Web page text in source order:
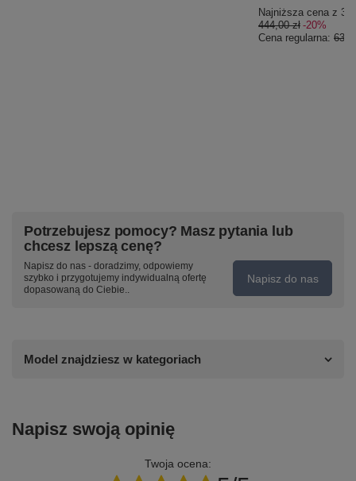
Najniższa cena z
444,00 zł -20%
Cena regularna:
Potrzebujesz pomocy? Masz pytania lub
chcesz lepszą cenę?
Napisz do nas - doradzimy, odpowiemy
szybko i przygotujemy indywidualną ofertę
dopasowaną do Ciebie..
Napisz do nas
Model znajdziesz w kategoriach
Napisz swoją opinię
Twoja ocena: